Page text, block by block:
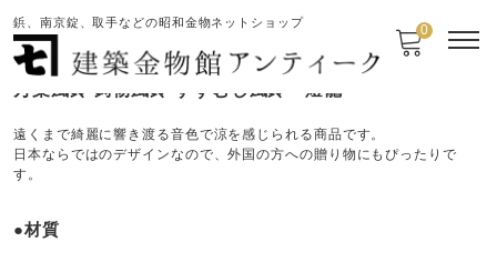
鋲、南京錠、取手などの昭和金物ネットショップ 0
万葉風鈴 鋳物風鈴 すずむし風鈴 燈籠
遠くまで綺麗に響き渡る音色で涼を感じられる商品です。
日本ならではのデザインなので、外国の方への贈り物にもぴったりで
す。
●材質